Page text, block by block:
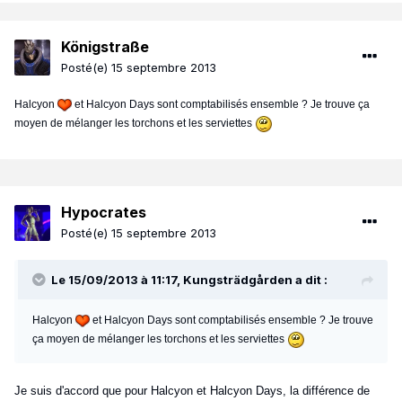
Königstraße
Posté(e) 15 septembre 2013
Halcyon
et Halcyon Days sont comptabilisés ensemble ? Je trouve ça
moyen de mélanger les torchons et les serviettes
Hypocrates
Posté(e) 15 septembre 2013
Le 15/09/2013 à 11:17, Kungsträdgården a dit :
Halcyon
et Halcyon Days sont comptabilisés ensemble ? Je trouve
ça moyen de mélanger les torchons et les serviettes
Je suis d'accord que pour Halcyon et Halcyon Days, la différence de